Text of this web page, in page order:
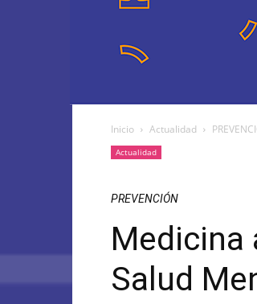
Inicio Actualidad
Actualidad
PREVENCIÓN
Medicina
Salud